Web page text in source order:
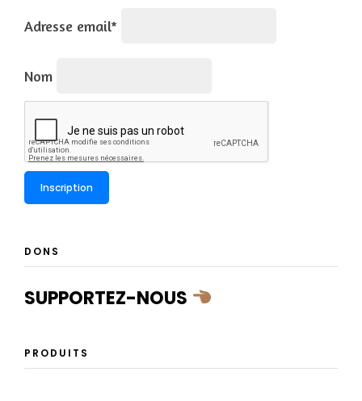
Adresse email*
Nom
DONS
SUPPORTEZ-NOUS
PRODUITS